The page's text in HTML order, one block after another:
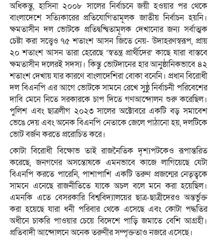
অধিকন্তু, হাসিনা ২০০৮ সালের নির্বাচনে জয়ী হওয়ার পর থেকে
বাংলাদেশে সত্যিকারের প্রতিযোগিতামূলক জাতীয় নির্বাচন হয়নি।
ক্ষমতাসীন দল ভোটকে প্রতিদ্বন্দ্বিতামূলক দেখানোর জন্য সর্বাত্মক
চেষ্টা করা সত্ত্বেও ৭৫ শতাংশ আসন জিতে নেয়- উদাহরণস্বরূপ, প্রায়
২০ শতাংশ আসন তারা হেরেছে ‘স্বতন্ত্র প্রার্থীদের’ কাছে যারা বাস্তবে
ক্ষমতাসীন দলেরই সদস্য। কিন্তু ভোটদানের হার আনুষ্ঠানিকভাবে ৪২
শতাংশ দেখায় যার কারণে বাংলাদেশিরা বোকা বনেনি। প্রধান বিরোধী
দল বিএনপি এর আগে ভোটকে সামনে রেখে সুষ্ঠু নির্বাচনী পরিবেশের
দাবি মেনে নিতে সরকারকে চাপ দিতে গণআন্দোলন শুরু করেছিল।
পুলিশ এবং ছাত্রলীগ ২০২৩ সালের অক্টোবরে একটি বড় সমাবেশ
ভেঙে দেয় এবং অনেক বিএনপি নেতাকে জেলে পাঠানো হয়, দলটিকে
ভোট বর্জন করতে প্ররোচিত করে।
কোটা বিরোধী বিক্ষোভ তাই রাজনৈতিক দৃশ্যপটকেও রূপান্তরিত
করেছে, জনগণের অসন্তোষকে এমনভাবে কাজে লাগিয়েছে যেটা
বিএনপি করতে পারেনি, পাশাপাশি একটি তরুণ প্রজন্মের নেতৃত্বকে
সামনে এনেছে রাজনীতিতে যাকে অচল বলে মনে করা হয়েছিল।
এমনকি এতে বেসরকারি বিশ্ববিদ্যালয়ের ছাত্র-ছাত্রীদেরও অন্তর্ভুক্ত
করা হয়েছে যারা ধনী পরিবার থেকে এসেছে এবং কোটা পদ্ধতির
অধীনে চাকরি পাওয়ার চেয়ে বিদেশে পাড়ি জমাতে বেশি আগ্রহী।
প্রতিবাদী আন্দোলনে অনেক তরুণীর সম্পৃক্ততাও নজরে এসেছে।